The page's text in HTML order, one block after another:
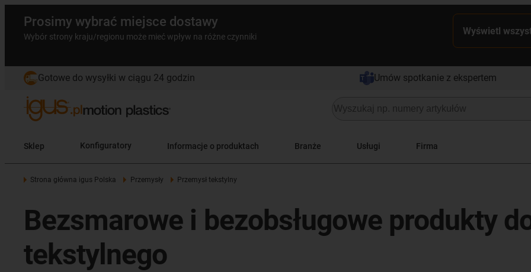
Prosimy wybrać miejsce dostawy
Wybór strony kraju/regionu może mieć wpływ na różne czynniki
Wyświetl
Gotowe do wysyłki w ciągu 24 godzin Umów spotkanie z ekspertem
Sklep Konfiguratory Informacje o produktach Branże Usługi Firma
Strona główna igus Polska Przemysły Przemysł tekstylny
Bezsmarowe i bezobsługowe produkty
tekstylnego